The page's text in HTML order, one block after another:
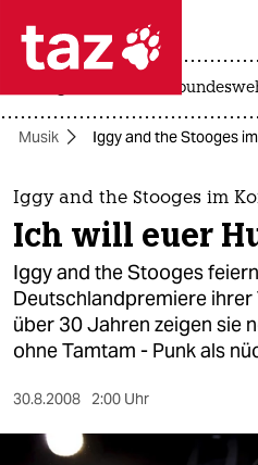
 taz zahl
taz zahl ich
themen
politik
öko
gesellschaft
kultur
sport
Musik Iggy and the Stooges
Iggy and the Stooges im
Ich will euer
Iggy and the Stooges
Deutschlandpremiere ihrer
über 30 Jahren zeigen sie
ohne Tamtam - Punk als
30.8.2008 2:00 Uhr